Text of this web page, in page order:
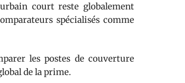
court reste globalement
spécialisés comme
les postes de couverture
de la prime.